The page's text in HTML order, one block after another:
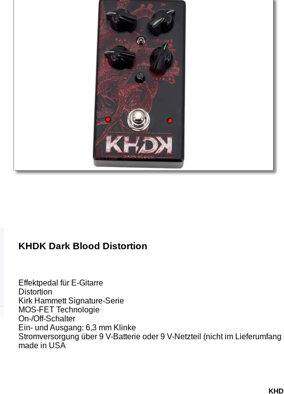
KHDK Dark Blood Distortion
Effektpedal für E-Gitarre
Distortion
Kirk Hammett Signature-Serie
MOS-FET Technologie
On-/Off-Schalter
Ein- und Ausgang: 6,3 mm Klinke
Stromversorgung über 9 V-Batterie oder 9 V-Netzteil (nicht im Lieferumfang
made in USA